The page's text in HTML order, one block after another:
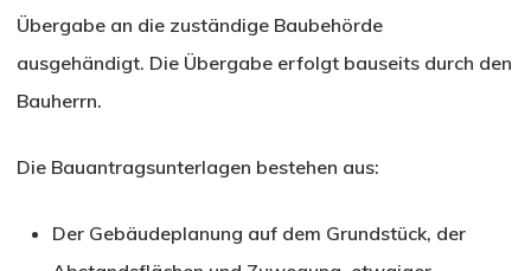
Übergabe an die zuständige Baubehörde
ausgehändigt. Die Übergabe erfolgt bauseits durch den
Bauherrn.
Die Bauantragsunterlagen bestehen aus:
Der Gebäudeplanung auf dem Grundstück, der